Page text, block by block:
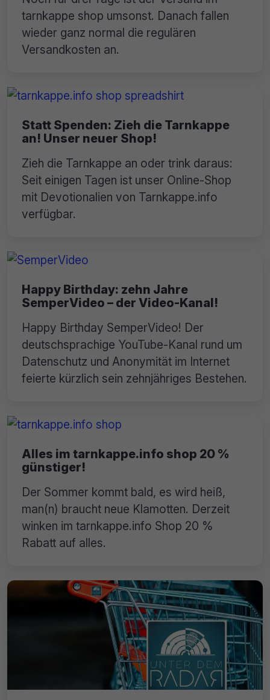
tarnkappe shop umsonst. Danach fallen
wieder ganz normal die regulären
Versandkosten an.
Statt Spenden: Zieh die Tarnkappe
an! Unser neuer Shop!
Zieh die Tarnkappe an oder trink daraus:
Seit einigen Tagen ist unser Online-Shop
mit Devotionalien von Tarnkappe.info
verfügbar.
Happy Birthday: zehn Jahre
SemperVideo – der Video-Kanal!
Happy Birthday SemperVideo! Der
deutschsprachige YouTube-Kanal rund um
Datenschutz und Anonymität im Internet
feierte kürzlich sein zehnjähriges Bestehen.
Alles im tarnkappe.info shop 20 %
günstiger!
Der Sommer kommt bald, es wird heiß,
man(n) braucht neue Klamotten. Derzeit
winken im tarnkappe.info Shop 20 %
Rabatt auf alles.